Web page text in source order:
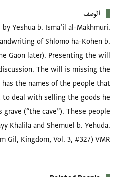
الوصف
Yeshua b. Isma’il al-Makhmuri.
of Shlomo ha-Kohen b.
Gaon later). Presenting the will
The will is missing the
has the names of the people that
to deal with selling the goods he
(“the cave”). These people
Khalila and Shemuel b. Yehuda.
Gil, Kingdom, Vol. 3, #327) VMR